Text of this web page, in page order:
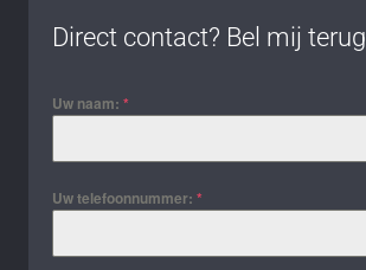
Direct contact? Bel mij terug
Uw naam: *
Uw telefoonnummer: *